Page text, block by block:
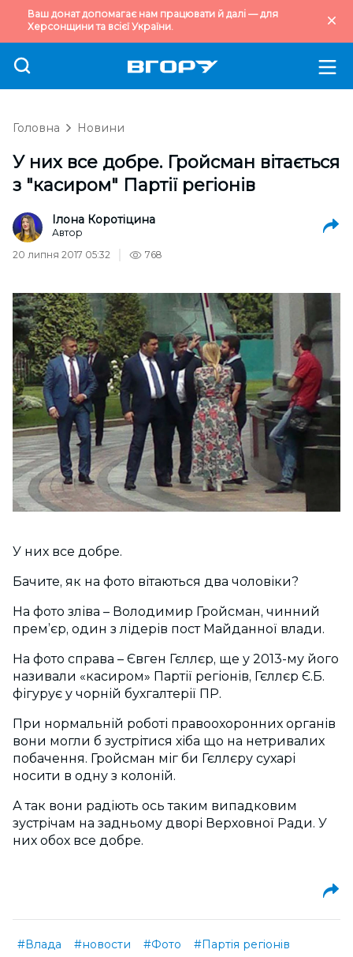
Ваш донат допомагає нам працювати й далі — для
Херсонщини та всієї України.
Головна Новини
У них все добре. Гройсман вітається
з "касиром" Партії регіонів
Ілона Коротіцина
Автор
20 липня 2017 05:32
768
У них все добре.
Бачите, як на фото вітаються два чоловіки?
На фото зліва – Володимир Гройсман, чинний
прем’єр, один з лідерів пост Майданної влади.
На фото справа – Євген Гєллєр, ще у 2013-му його
називали «касиром» Партії регіонів, Гєллєр Є.Б.
фігурує у чорній бухгалтерії ПР.
При нормальній роботі правоохоронних органів
вони могли б зустрітися хіба що на нетривалих
побачення. Гройсман міг би Гєллєру сухарі
носити в одну з колоній.
А так вони радіють ось таким випадковим
зустрічам на задньому дворі Верховної Ради. У
них обох все добре.
#Влада #новости #Фото
#Партія регіонів